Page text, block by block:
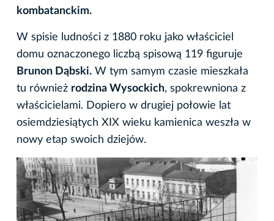
kombatanckim.
W spisie ludności z 1880 roku jako właściciel
domu oznaczonego liczbą spisową 119 figuruje
Brunon Dąbski. W tym samym czasie mieszkała
tu również rodzina Wysockich, spokrewniona z
właścicielami. Dopiero w drugiej połowie lat
osiemdziesiątych XIX wieku kamienica weszła w
nowy etap swoich dziejów.